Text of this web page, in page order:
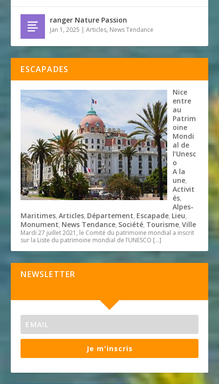
ranger Nature Passion
Jan 1, 2025 |Articles, News Tendance
ESCAPADES
Nice
entre
au
Patrim
oine
Mondi
al de
l’Unesc
o
A la
une,
Activit
és,
Alpes-
Maritimes,Articles, Département, Escapade, Lieu,
Monument, News Tendance, Société, Tourisme,Ville
Mardi 27 juillet 2021, le Comité du patrimoine mondial a inscrit
sur la Liste du patrimoine mondial de l’UNESCO […]
NEWSLETTER
Je m'inscris